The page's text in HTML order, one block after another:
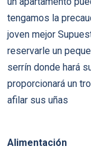
tengamos la
joven mejor
reservarle un
serrí­n donde hará
proporcionará un
afilar sus uñas
Alimentación